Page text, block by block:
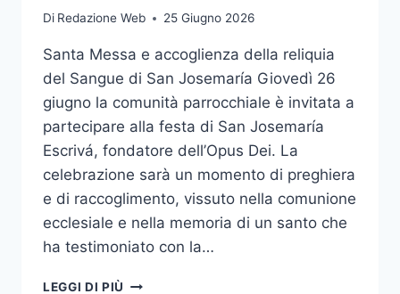
Di Redazione Web 25 Giugno 2026
Santa Messa e accoglienza della reliquia
del Sangue di San Josemaría Giovedì 26
giugno la comunità parrocchiale è invitata a
partecipare alla festa di San Josemaría
Escrivá, fondatore dell’Opus Dei. La
celebrazione sarà un momento di preghiera
e di raccoglimento, vissuto nella comunione
ecclesiale e nella memoria di un santo che
ha testimoniato con la…
LEGGI DI PIÙ